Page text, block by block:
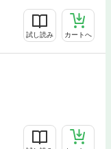
試し読み カートへ